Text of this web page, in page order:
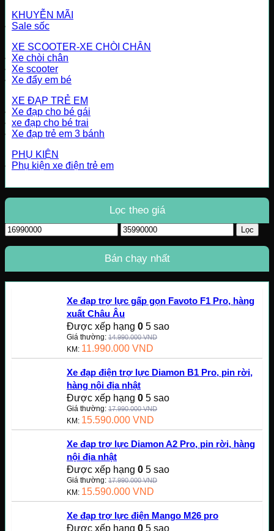
KHUYỄN MÃI
Sale sốc
XE SCOOTER-XE CHÒI CHÂN
Xe chòi chân
Xe scooter
Xe đẩy em bé
XE ĐẠP TRẺ EM
Xe đạp cho bé gái
xe đạp cho bé trai
Xe đạp trẻ em 3 bánh
PHỤ KIỆN
Phụ kiện xe điện trẻ em
Lọc theo giá
Giá
tối
thiểu
Giá
tối
Lọc
Bán chạy nhất
Xe đạp trợ lực gấp gọn Favoto F1 Pro, hàng
xuất Châu Âu
Được xếp hạng 0 5 sao
Giá thường: 14.990.000VND
KM: 11.990.000 VND
Xe đạp điện trợ lực Diamon B1 Pro, pin rời,
hàng nội địa nhật
Được xếp hạng 0 5 sao
Giá thường: 17.990.000VND
KM: 15.590.000 VND
Xe đạp trợ lực Diamon A2 Pro, pin rời, hàng
nội địa nhật
Được xếp hạng 0 5 sao
Giá thường: 17.990.000VND
KM: 15.590.000 VND
Xe đạp trợ lực điện Mango M26 pro
Được xếp hạng 0 5 sao